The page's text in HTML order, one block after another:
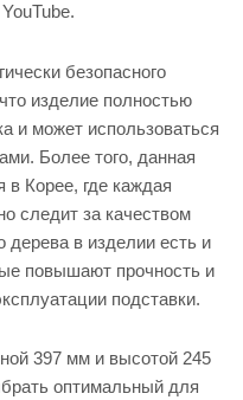
безопасного
изделие полностью
и может использоваться
Более того, данная
в Корее, где каждая
следит за качеством
в изделии есть и
повышают прочность и
подставки.
397 мм и высотой 245
оптимальный для